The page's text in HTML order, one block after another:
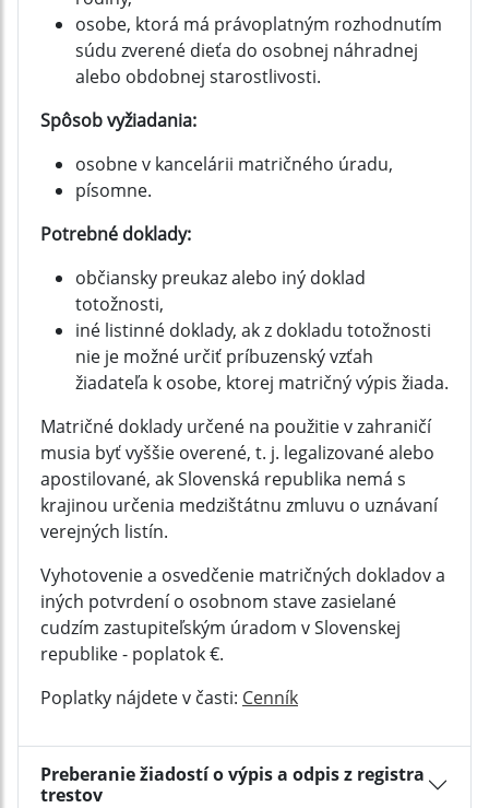
osobe, ktorá má právoplatným rozhodnutím
súdu zverené dieťa do osobnej náhradnej
alebo obdobnej starostlivosti.
Spôsob vyžiadania:
osobne v kancelárii matričného úradu,
písomne.
Potrebné doklady:
občiansky preukaz alebo iný doklad
totožnosti,
iné listinné doklady, ak z dokladu totožnosti
nie je možné určiť príbuzenský vzťah
žiadateľa k osobe, ktorej matričný výpis žiada.
Matričné doklady určené na použitie v zahraničí
musia byť vyššie overené, t. j. legalizované alebo
apostilované, ak Slovenská republika nemá s
krajinou určenia medzištátnu zmluvu o uznávaní
verejných listín.
Vyhotovenie a osvedčenie matričných dokladov a
iných potvrdení o osobnom stave zasielané
cudzím zastupiteľským úradom v Slovenskej
republike - poplatok €.
Poplatky nájdete v časti: Cenník
Preberanie žiadostí o výpis a odpis z registra
trestov